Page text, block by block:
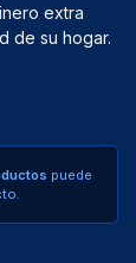
extra
de su hogar.
puede